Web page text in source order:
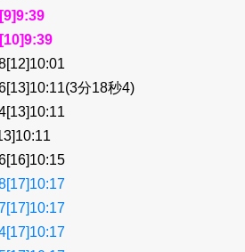
分18秒4)